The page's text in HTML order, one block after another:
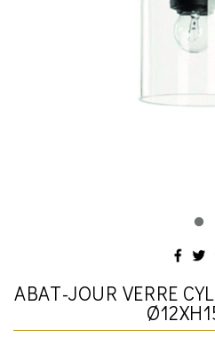
ABAT-JOUR VERRE